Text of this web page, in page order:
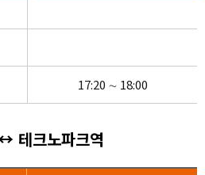
17:20 ∼ 18:00
테크노파크역